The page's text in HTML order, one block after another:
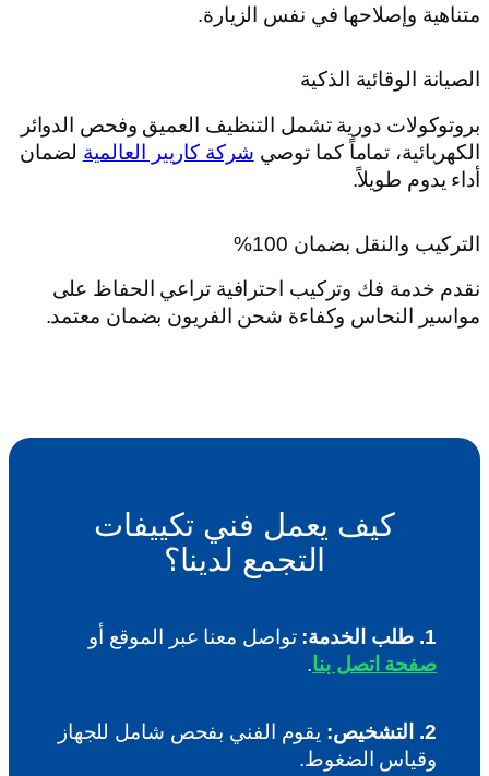
متناهية وإصلاحها في نفس الزيارة.
الصيانة الوقائية الذكية
بروتوكولات دورية تشمل التنظيف العميق وفحص الدوائر
الكهربائية، تماماً كما توصي شركة كاريير العالمية لضمان
أداء يدوم طويلاً.
التركيب والنقل بضمان 100%
نقدم خدمة فك وتركيب احترافية تراعي الحفاظ على
مواسير النحاس وكفاءة شحن الفريون بضمان معتمد.
كيف يعمل فني تكييفات
التجمع لدينا؟
1. طلب الخدمة:
تواصل معنا عبر الموقع أو
صفحة اتصل بنا.
2. التشخيص:
يقوم الفني بفحص شامل للجهاز
وقياس الضغوط.